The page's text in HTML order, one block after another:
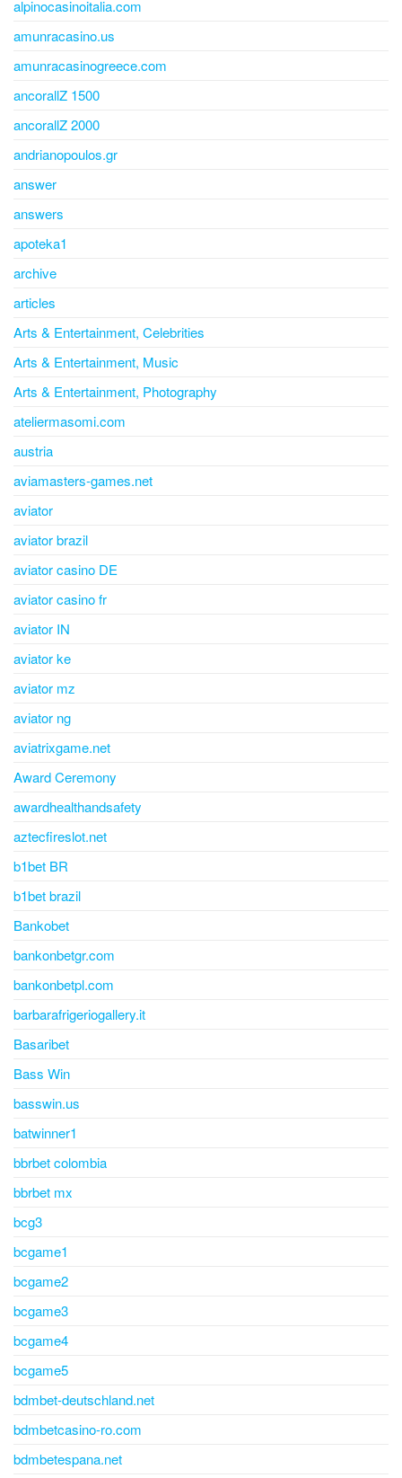
alpinocasinoitalia.com
amunracasino.us
amunracasinogreece.com
ancorallZ 1500
ancorallZ 2000
andrianopoulos.gr
answer
answers
apoteka1
archive
articles
Arts & Entertainment, Celebrities
Arts & Entertainment, Music
Arts & Entertainment, Photography
ateliermasomi.com
austria
aviamasters-games.net
aviator
aviator brazil
aviator casino DE
aviator casino fr
aviator IN
aviator ke
aviator mz
aviator ng
aviatrixgame.net
Award Ceremony
awardhealthandsafety
aztecfireslot.net
b1bet BR
b1bet brazil
Bankobet
bankonbetgr.com
bankonbetpl.com
barbarafrigeriogallery.it
Basaribet
Bass Win
basswin.us
batwinner1
bbrbet colombia
bbrbet mx
bcg3
bcgame1
bcgame2
bcgame3
bcgame4
bcgame5
bdmbet-deutschland.net
bdmbetcasino-ro.com
bdmbetespana.net